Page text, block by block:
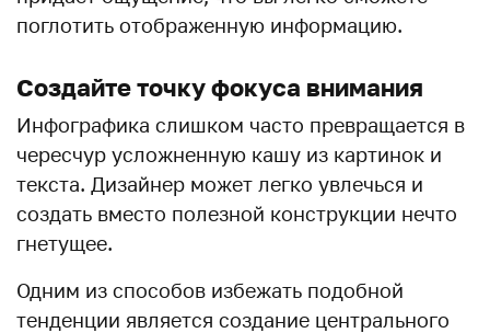
поглотить отображенную информацию.
Создайте точку фокуса внимания
Инфографика слишком часто превращается в
чересчур усложненную кашу из картинок и
текста. Дизайнер может легко увлечься и
создать вместо полезной конструкции нечто
гнетущее.
Одним из способов избежать подобной
тенденции является создание центрального